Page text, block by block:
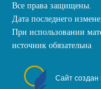
Все права защищены.
Дата последнего
При использовании
источник обязательна
Сайт